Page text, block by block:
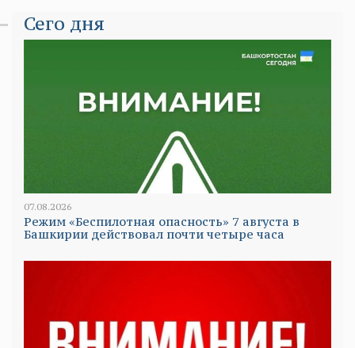
Сего дня
07.08.2026
Режим «Беспилотная опасность» 7 августа в
Башкирии действовал почти четыре часа